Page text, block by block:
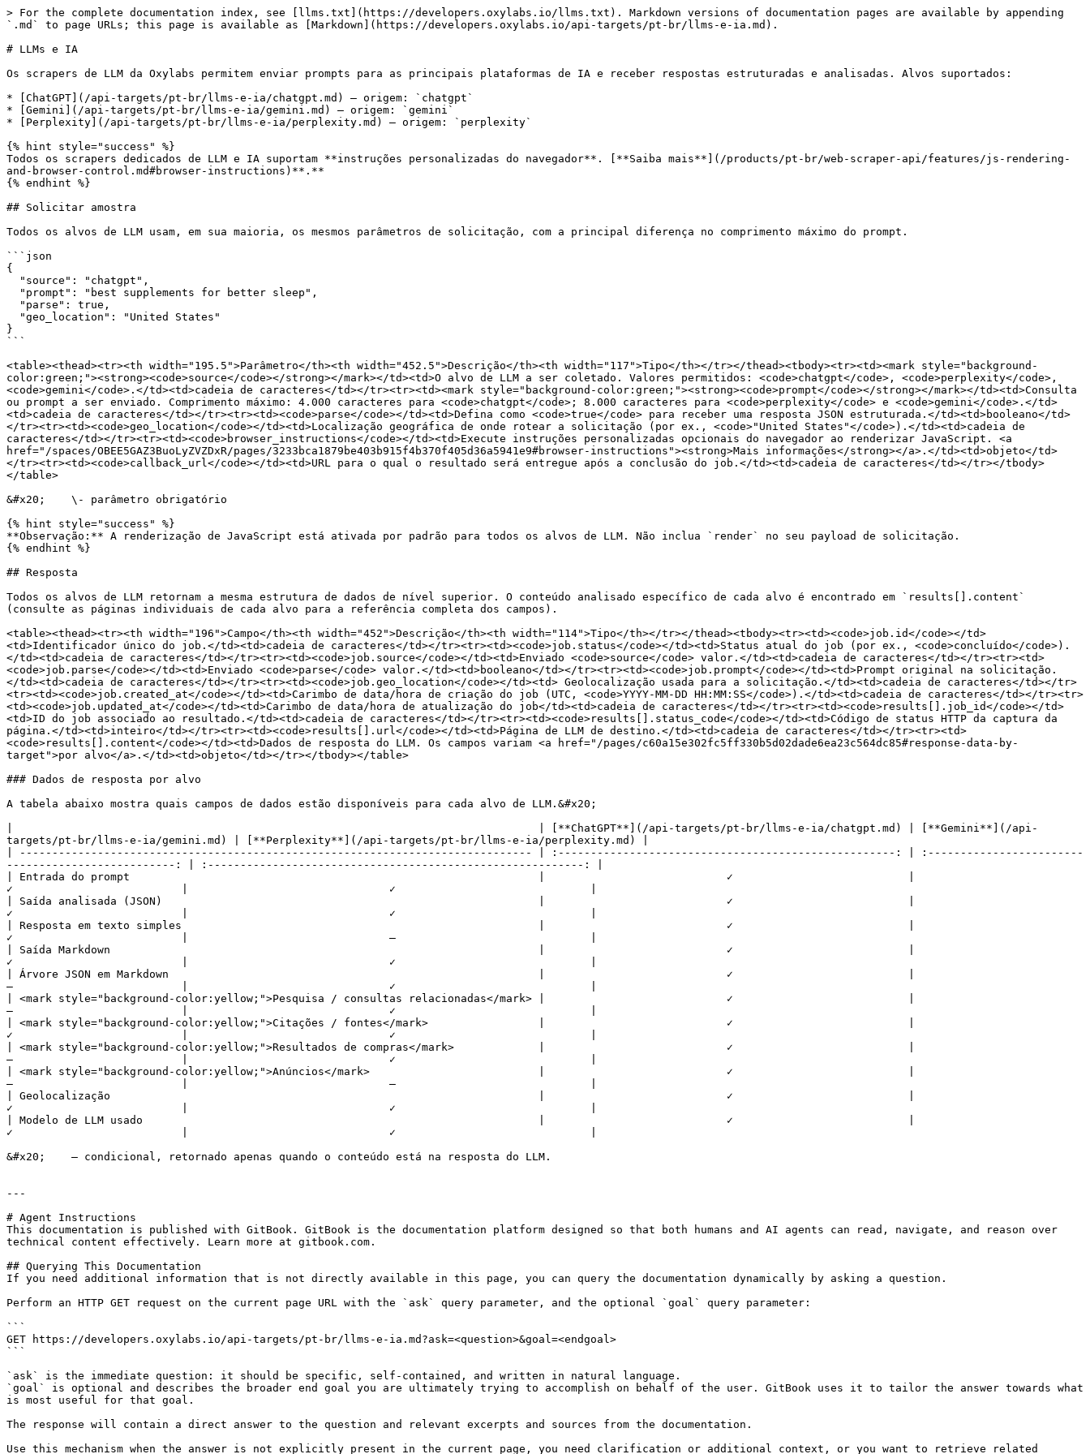
> For the complete documentation index, see [llms.txt](https://developers.oxylabs.io/llms.txt). Markdown versions of documentation pages are available by appending
`.md` to page URLs; this page is available as [Markdown](https://developers.oxylabs.io/api-targets/pt-br/llms-e-ia.md).
# LLMs e IA
Os scrapers de LLM da Oxylabs permitem enviar prompts para as principais plataformas de IA e receber respostas estruturadas e analisadas. Alvos suportados:
* [ChatGPT](/api-targets/pt-br/llms-e-ia/chatgpt.md) – origem: `chatgpt`
* [Gemini](/api-targets/pt-br/llms-e-ia/gemini.md) – origem: `gemini`
* [Perplexity](/api-targets/pt-br/llms-e-ia/perplexity.md) – origem: `perplexity`
{% hint style="success" %}
Todos os scrapers dedicados de LLM e IA suportam **instruções personalizadas do navegador**. [**Saiba mais**](/products/pt-br/web-scraper-api/features/js-rendering-
and-browser-control.md#browser-instructions)**.**
{% endhint %}
## Solicitar amostra
Todos os alvos de LLM usam, em sua maioria, os mesmos parâmetros de solicitação, com a principal diferença no comprimento máximo do prompt.
```json
{
}
```
<table><thead><tr><th width="195.5">Parâmetro</th><th width="452.5">Descrição</th><th width="117">Tipo</th></tr></thead><tbody><tr><td><mark style="background-
color:green;"><strong><code>source</code></strong></mark></td><td>O alvo de LLM a ser coletado. Valores permitidos: <code>chatgpt</code>, <code>perplexity</code>,
<code>gemini</code>.</td><td>cadeia de caracteres</td></tr><tr><td><mark style="background-color:green;"><strong><code>prompt</code></strong></mark></td><td>Consulta
ou prompt a ser enviado. Comprimento máximo: 4.000 caracteres para <code>chatgpt</code>; 8.000 caracteres para <code>perplexity</code> e <code>gemini</code>.</td>
<td>cadeia de caracteres</td></tr><tr><td><code>parse</code></td><td>Defina como <code>true</code> para receber uma resposta JSON estruturada.</td><td>booleano</td>
</tr><tr><td><code>geo_location</code></td><td>Localização geográfica de onde rotear a solicitação (por ex., <code>"United States"</code>).</td><td>cadeia de
caracteres</td></tr><tr><td><code>browser_instructions</code></td><td>Execute instruções personalizadas opcionais do navegador ao renderizar JavaScript. <a
href="/spaces/OBEE5GAZ3BuoLyZVZDxR/pages/3233bca1879be403b915f4b370f405d36a5941e9#browser-instructions"><strong>Mais informações</strong></a>.</td><td>objeto</td>
</tr><tr><td><code>callback_url</code></td><td>URL para o qual o resultado será entregue após a conclusão do job.</td><td>cadeia de caracteres</td></tr></tbody>
</table>
&#x20;    \- parâmetro obrigatório
{% hint style="success" %}
**Observação:** A renderização de JavaScript está ativada por padrão para todos os alvos de LLM. Não inclua `render` no seu payload de solicitação.
{% endhint %}
## Resposta
Todos os alvos de LLM retornam a mesma estrutura de dados de nível superior. O conteúdo analisado específico de cada alvo é encontrado em `results[].content`
(consulte as páginas individuais de cada alvo para a referência completa dos campos).
<table><thead><tr><th width="196">Campo</th><th width="452">Descrição</th><th width="114">Tipo</th></tr></thead><tbody><tr><td><code>job.id</code></td>
<td>Identificador único do job.</td><td>cadeia de caracteres</td></tr><tr><td><code>job.status</code></td><td>Status atual do job (por ex., <code>concluído</code>).
</td><td>cadeia de caracteres</td></tr><tr><td><code>job.source</code></td><td>Enviado <code>source</code> valor.</td><td>cadeia de caracteres</td></tr><tr><td>
<code>job.parse</code></td><td>Enviado <code>parse</code> valor.</td><td>booleano</td></tr><tr><td><code>job.prompt</code></td><td>Prompt original na solicitação.
</td><td>cadeia de caracteres</td></tr><tr><td><code>job.geo_location</code></td><td> Geolocalização usada para a solicitação.</td><td>cadeia de caracteres</td></tr>
<tr><td><code>job.created_at</code></td><td>Carimbo de data/hora de criação do job (UTC, <code>YYYY-MM-DD HH:MM:SS</code>).</td><td>cadeia de caracteres</td></tr><tr>
<td><code>job.updated_at</code></td><td>Carimbo de data/hora de atualização do job</td><td>cadeia de caracteres</td></tr><tr><td><code>results[].job_id</code></td>
<td>ID do job associado ao resultado.</td><td>cadeia de caracteres</td></tr><tr><td><code>results[].status_code</code></td><td>Código de status HTTP da captura da
página.</td><td>inteiro</td></tr><tr><td><code>results[].url</code></td><td>Página de LLM de destino.</td><td>cadeia de caracteres</td></tr><tr><td>
<code>results[].content</code></td><td>Dados de resposta do LLM. Os campos variam <a href="/pages/c60a15e302fc5ff330b5d02dade6ea23c564dc85#response-data-by-
target">por alvo</a>.</td><td>objeto</td></tr></tbody></table>
### Dados de resposta por alvo
A tabela abaixo mostra quais campos de dados estão disponíveis para cada alvo de LLM.&#x20;
|                                                                                 | [**ChatGPT**](/api-targets/pt-br/llms-e-ia/chatgpt.md) | [**Gemini**](/api-
targets/pt-br/llms-e-ia/gemini.md) | [**Perplexity**](/api-targets/pt-br/llms-e-ia/perplexity.md) |
| ------------------------------------------------------------------------------- | :----------------------------------------------------: | :------------------------
--------------------------: | :----------------------------------------------------------: |
| Entrada do prompt                                                               |                            ✓                           |
✓                          |                               ✓                              |
| Saída analisada (JSON)                                                          |                            ✓                           |
✓                          |                               ✓                              |
| Resposta em texto simples                                                       |                            ✓                           |
✓                          |                               –                              |
| Saída Markdown                                                                  |                            ✓                           |
✓                          |                               ✓                              |
| Árvore JSON em Markdown                                                         |                            ✓                           |
–                          |                               ✓                              |
| <mark style="background-color:yellow;">Pesquisa / consultas relacionadas</mark> |                            ✓                           |
–                          |                               ✓                              |
| <mark style="background-color:yellow;">Citações / fontes</mark>                 |                            ✓                           |
✓                          |                               ✓                              |
| <mark style="background-color:yellow;">Resultados de compras</mark>             |                            ✓                           |
–                          |                               ✓                              |
| <mark style="background-color:yellow;">Anúncios</mark>                          |                            ✓                           |
–                          |                               –                              |
| Geolocalização                                                                  |                            ✓                           |
✓                          |                               ✓                              |
| Modelo de LLM usado                                                             |                            ✓                           |
✓                          |                               ✓                              |
&#x20;    – condicional, retornado apenas quando o conteúdo está na resposta do LLM.
---
# Agent Instructions
This documentation is published with GitBook. GitBook is the documentation platform designed so that both humans and AI agents can read, navigate, and reason over
technical content effectively. Learn more at gitbook.com.
## Querying This Documentation
If you need additional information that is not directly available in this page, you can query the documentation dynamically by asking a question.
Perform an HTTP GET request on the current page URL with the `ask` query parameter, and the optional `goal` query parameter:
```
GET https://developers.oxylabs.io/api-targets/pt-br/llms-e-ia.md?ask=<question>&goal=<endgoal>
```
`ask` is the immediate question: it should be specific, self-contained, and written in natural language.
`goal` is optional and describes the broader end goal you are ultimately trying to accomplish on behalf of the user. GitBook uses it to tailor the answer towards what
is most useful for that goal.
The response will contain a direct answer to the question and relevant excerpts and sources from the documentation.
Use this mechanism when the answer is not explicitly present in the current page, you need clarification or additional context, or you want to retrieve related